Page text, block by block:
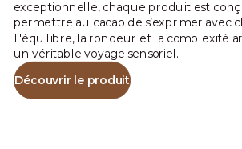
exceptionnelle, chaque produit est
permettre au cacao de s’exprimer avec
L'équilibre, la rondeur et la complexité
un véritable voyage sensoriel.
Découvrir le produit